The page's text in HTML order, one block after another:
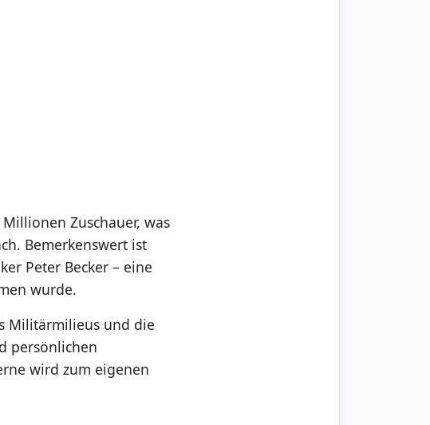
Zuschauer, was
Bemerkenswert ist
Peter Becker – eine
wurde.
Militärmilieus und die
persönlichen
wird zum eigenen